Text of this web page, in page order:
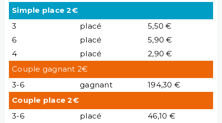
Simple place 2€
3
placé
5,50 €
6
placé
5,90 €
4
placé
2,90 €
Couple gagnant 2€
3-6
gagnant
194,30 €
Couple place 2€
3-6
placé 46,10 €